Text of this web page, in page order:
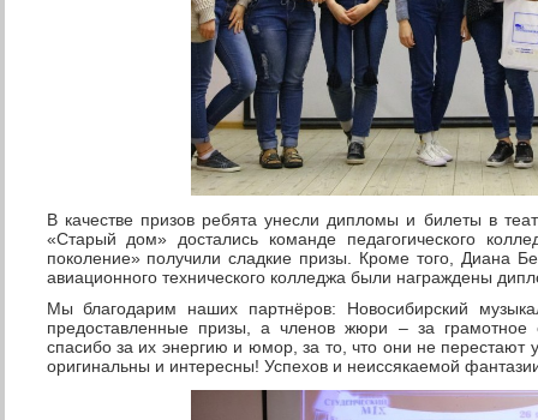
В качестве призов ребята унесли дипломы и билеты в
«Старый дом» достались команде педагогического
поколение» получили сладкие призы. Кроме того, Диана
авиационного технического колледжа были награждены
Мы благодарим наших партнёров: Новосибирский
предоставленные призы, а членов жюри – за грамотное
спасибо за их энергию и юмор, за то, что они не перестают
оригинальны и интересны! Успехов и неиссякаемой